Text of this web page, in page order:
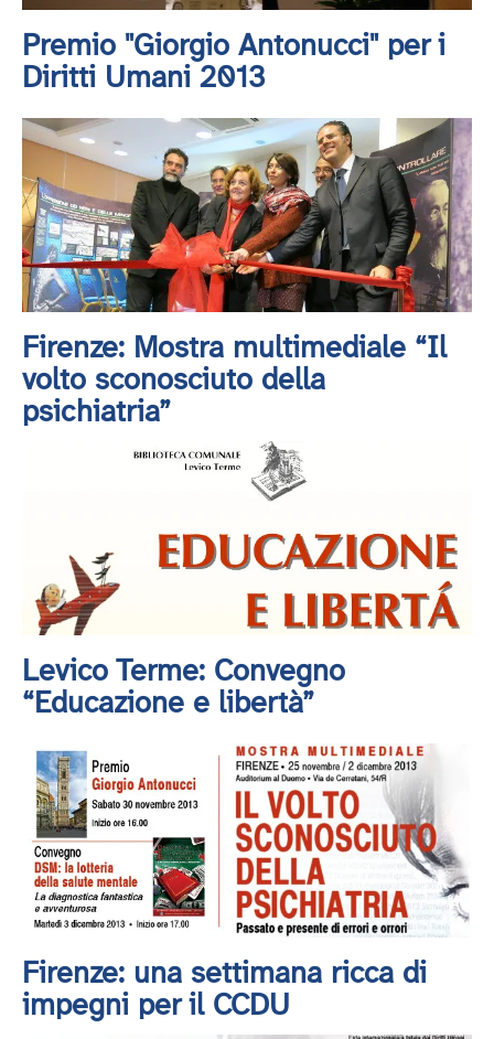
Premio "Giorgio Antonucci" per i
Diritti Umani 2013
Firenze: Mostra multimediale “Il
volto sconosciuto della
psichiatria”
Levico Terme: Convegno
“Educazione e libertà”
Firenze: una settimana ricca di
impegni per il CCDU